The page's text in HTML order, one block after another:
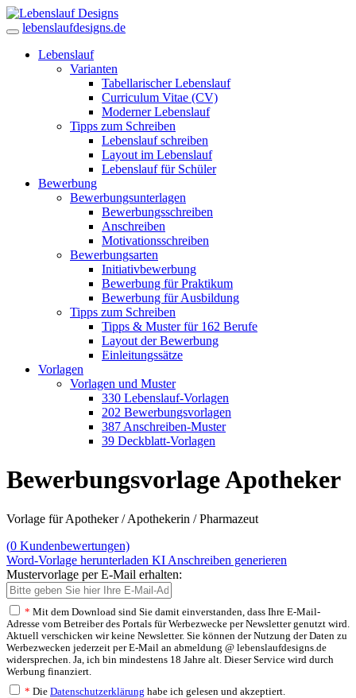
lebenslaufdesigns.de
Lebenslauf
Varianten
Tabellarischer Lebenslauf
Curriculum Vitae (CV)
Moderner Lebenslauf
Tipps zum Schreiben
Lebenslauf schreiben
Layout im Lebenslauf
Lebenslauf für Schüler
Bewerbung
Bewerbungsunterlagen
Bewerbungsschreiben
Anschreiben
Motivationsschreiben
Bewerbungsarten
Initiativbewerbung
Bewerbung für Praktikum
Bewerbung für Ausbildung
Tipps zum Schreiben
Tipps & Muster für 162 Berufe
Layout der Bewerbung
Einleitungssätze
Vorlagen
Vorlagen und Muster
330 Lebenslauf-Vorlagen
202 Bewerbungsvorlagen
387 Anschreiben-Muster
39 Deckblatt-Vorlagen
Bewerbungsvorlage Apotheker
Vorlage für Apotheker / Apothekerin / Pharmazeut
(0 Kundenbewertungen)
Word-Vorlage herunterladen KI Anschreiben generieren
Mustervorlage per E-Mail erhalten:
* Mit dem Download sind Sie damit einverstanden, dass Ihre E-Mail-
Adresse vom Betreiber des Portals für Werbezwecke per Newsletter genutzt wird.
Aktuell verschicken wir keine Newsletter. Sie können der Nutzung der Daten zu
Werbezwecken jederzeit per E-Mail an abmeldung @ lebenslaufdesigns.de
widersprechen. Ja, ich bin mindestens 18 Jahre alt. Dieser Service wird durch
Werbung finanziert.
* Die Datenschutzerklärung habe ich gelesen und akzeptiert.